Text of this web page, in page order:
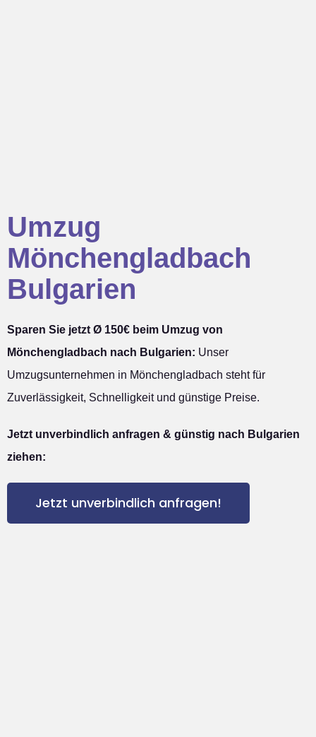
Umzug
Mönchengladbach
Bulgarien
Sparen Sie jetzt Ø 150€ beim Umzug von
Mönchengladbach nach Bulgarien: Unser
Umzugsunternehmen in Mönchengladbach steht für
Zuverlässigkeit, Schnelligkeit und günstige Preise.
Jetzt unverbindlich anfragen & günstig nach Bulgarien
ziehen:
Jetzt unverbindlich anfragen!